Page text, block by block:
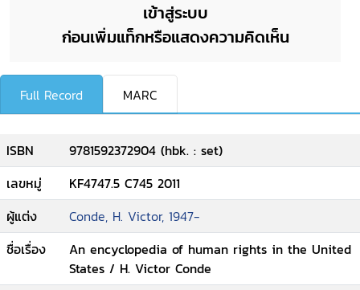
เข้าสู่ระบบ
ก่อนเพิ่มแท็กหรือแสดงความคิดเห็น
Full Record MARC
ISBN
9781592372904 (hbk. : set)
เลขหมู่
KF4747.5 C745 2011
ผู้แต่ง
Conde, H. Victor, 1947-
ชื่อเรื่อง
An encyclopedia of human rights in the United
States / H. Victor Conde